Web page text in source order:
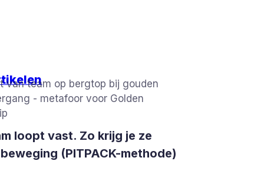
loopt vast. Zo krijg je ze
(PITPACK-methode)